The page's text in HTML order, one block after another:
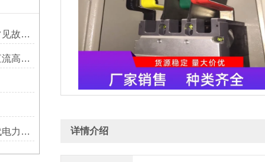
关于高压开关特性测试仪常见故障及排除方法
如何操作才能保证智能型直流高压发生器不受损伤呢?
空气型封闭母线槽——现代电力系统的选择 详情介绍